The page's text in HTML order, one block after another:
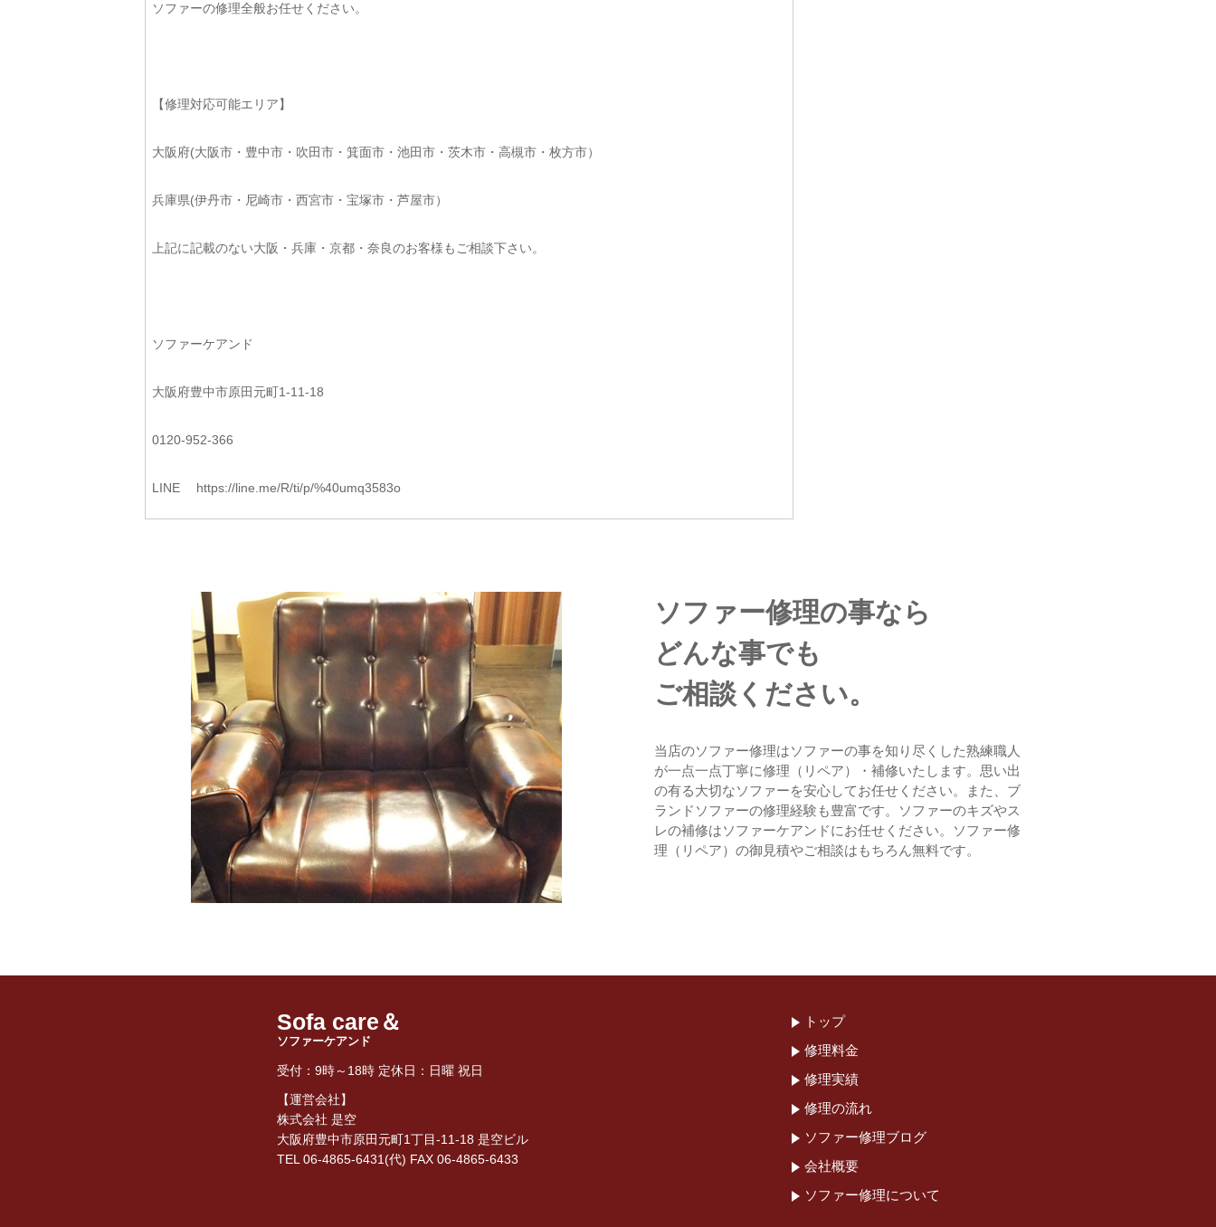
ソファーの修理全般お任せください。
【修理対応可能エリア】
大阪府(大阪市・豊中市・吹田市・箕面市・池田市・茨木市・高槻市・枚方市）
兵庫県(伊丹市・尼崎市・西宮市・宝塚市・芦屋市）
上記に記載のない大阪・兵庫・京都・奈良のお客様もご相談下さい。
ソファーケアンド
大阪府豊中市原田元町1-11-18
0120-952-366
LINE https://line.me/R/ti/p/%40umq3583o
ソファー修理の事なら
どんな事でも
ご相談ください。
当店のソファー修理はソファーの事を知り尽くした熟練職人
が一点一点丁寧に修理（リペア）・補修いたします。思い出
の有る大切なソファーを安心してお任せください。また、ブ
ランドソファーの修理経験も豊富です。ソファーのキズやス
レの補修はソファーケアンドにお任せください。ソファー修
理（リペア）の御見積やご相談はもちろん無料です。
トップ
修理料金
修理実績
修理の流れ
ソファー修理ブログ
会社概要
ソファー修理について
Sofa care＆
ソファーケアンド
受付：9時～18時 定休日：日曜 祝日
【運営会社】
株式会社 是空
大阪府豊中市原田元町1丁目-11-18 是空ビル
TEL 06-4865-6431(代) FAX 06-4865-6433